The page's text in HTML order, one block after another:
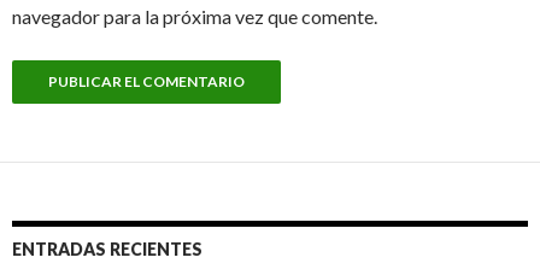
navegador para la próxima vez que comente.
ENTRADAS RECIENTES